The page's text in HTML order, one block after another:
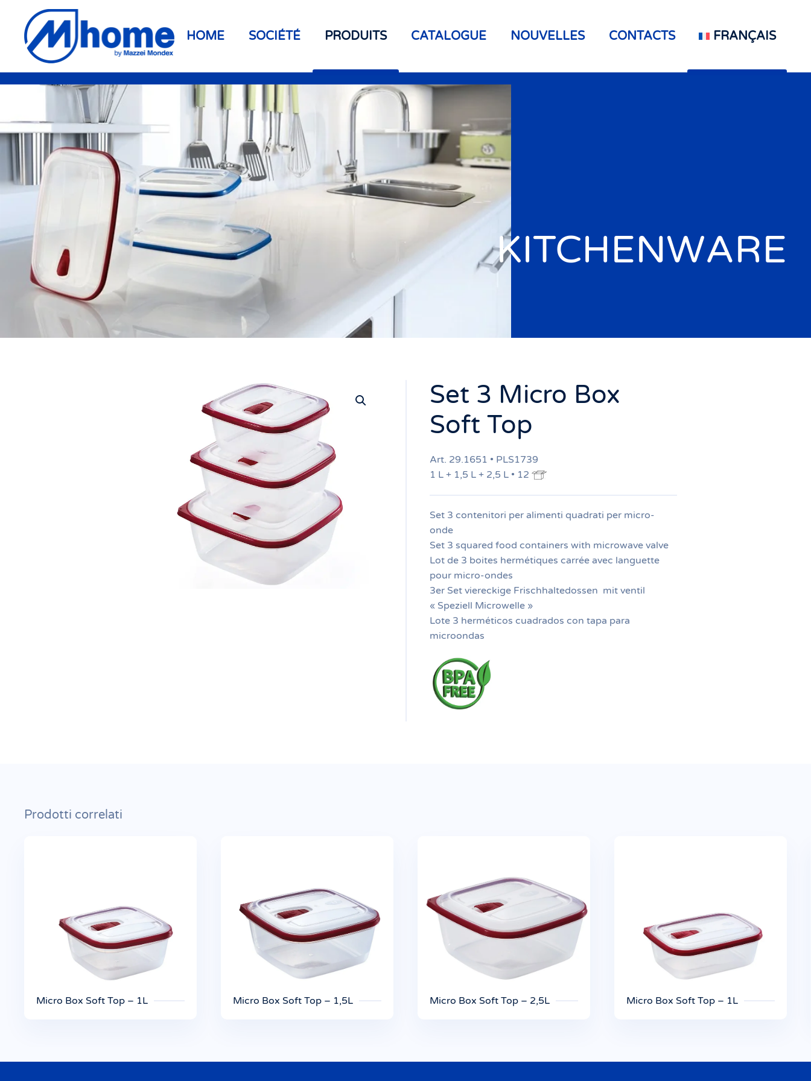
Skip to main content HOME SOCIÉTÉ PRODUITS CATALOGUE NOUVELLES CONTACTS FRANÇAIS
KITCHENWARE
Set 3 Micro Box
Soft Top
Art. 29.1651 • PLS1739
1 L + 1,5 L + 2,5 L • 12
Set 3 contenitori per alimenti quadrati per micro-
onde
Set 3 squared food containers with microwave valve
Lot de 3 boites hermétiques carrée avec languette
pour micro-ondes
3er Set viereckige Frischhaltedossen mit ventil
« Speziell Microwelle »
Lote 3 herméticos cuadrados con tapa para
microondas
Prodotti correlati
Micro Box Soft Top – 1L Micro Box Soft Top – 1,5L Micro Box Soft Top – 2,5L Micro Box Soft Top – 1L